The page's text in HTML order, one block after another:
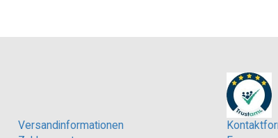
Versandinformationen